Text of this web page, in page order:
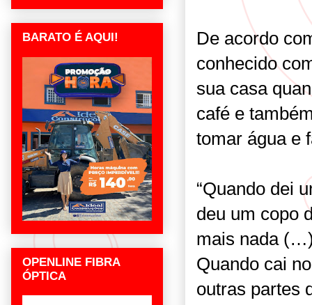
De acordo
conhecido
sua casa
café e
tomar água e
“Quando dei
deu um copo
mais nada
Quando cai
outras partes
BARATO É AQUI!
OPENLINE FIBRA
ÓPTICA